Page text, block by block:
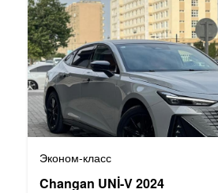
Эконом-класс
Changan UNİ-V 2024